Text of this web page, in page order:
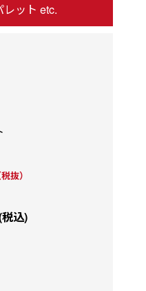
レット etc.
税抜）
込)